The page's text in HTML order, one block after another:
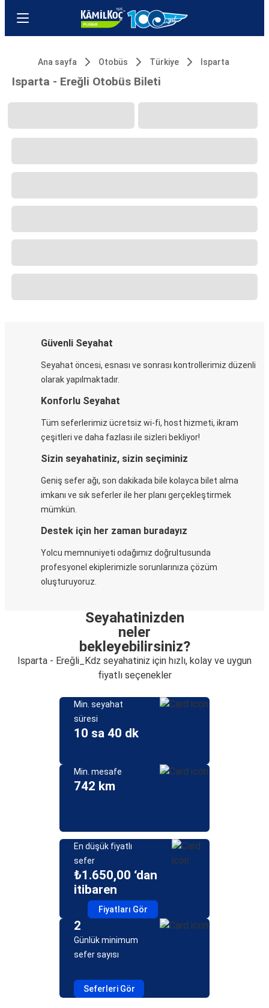
Ana sayfa Otobüs Türkiye Isparta
Isparta - Ereğli Otobüs Bileti
Güvenli Seyahat
Seyahat öncesi, esnası ve sonrası kontrollerimiz düzenli
olarak yapılmaktadır.
Konforlu Seyahat
Tüm seferlerimiz ücretsiz wi-fi, host hizmeti, ikram
çeşitleri ve daha fazlası ile sizleri bekliyor!
Sizin seyahatiniz, sizin seçiminiz
Geniş sefer ağı, son dakikada bile kolayca bilet alma
imkanı ve sık seferler ile her planı gerçekleştirmek
mümkün.
Destek için her zaman buradayız
Yolcu memnuniyeti odağımız doğrultusunda
profesyonel ekiplerimizle sorunlarınıza çözüm
oluşturuyoruz.
Seyahatinizden
neler
bekleyebilirsiniz?
Isparta - Ereğli_Kdz seyahatiniz için hızlı, kolay ve uygun
fiyatlı seçenekler
Min. seyahat
süresi
10 sa 40 dk
Min. mesafe
742 km
En düşük fiyatlı
sefer
₺1.650,00 ‘dan
itibaren
Fiyatları Gör
2
Günlük minimum
sefer sayısı
Seferleri Gör